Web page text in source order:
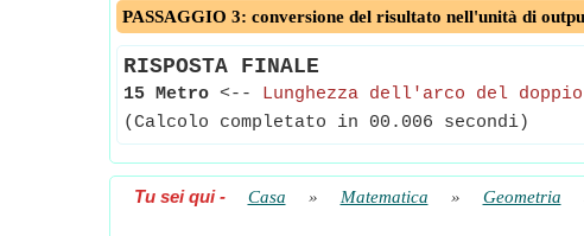
PASSAGGIO 3: conversione del risultato nell'unità di
RISPOSTA FINALE
15 Metro <-- Lunghezza dell'arco del
(Calcolo completato in 00.006 secondi)
Tu sei qui- Casa » Matematica » Geometria